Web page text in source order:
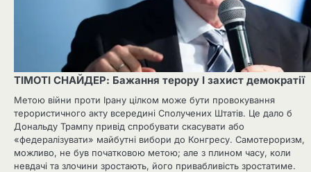
ТІМОТІ СНАЙДЕР: Бажання терору І захист демократії
Метою війни проти Ірану цілком може бути провокування
терористичного акту всередині Сполучених Штатів. Це дало б
Дональду Трампу привід спробувати скасувати або
«федералізувати» майбутні вибори до Конгресу. Самотероризм,
можливо, не був початковою метою; але з плином часу, коли
невдачі та злочини зростають, його привабливість зростатиме.